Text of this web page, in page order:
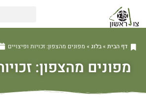
דף הבית »בלוג » מפונים מהצפון: זכויות ופיצויים
מפונים מהצפון: